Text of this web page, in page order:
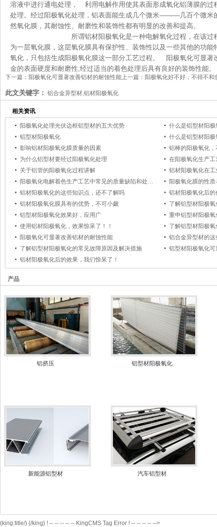
溶液中进行通电处理， 利用电解作用使其表面形成氧化铝薄膜的过
处理。经过阳极氧化处理，铝表面能生成几个微米———几百个微米
然氧化膜，其耐蚀性、耐磨性和装饰性都有明显的改善和提高。
所谓铝材阳极氧化是一种电解氧化过程，在该过程中
为一层氧化膜，这层氧化膜具有保护性、装饰性以及一些其他的功
氧化，只包括生成阳极氧化膜这一部分工艺过程。 阳极氧化可显著
金的表面硬度和耐磨性,经过适当的着色处理后具有良好的装饰性能。
下一篇： 阳极氧化可显著改善铝材的耐蚀性能上一篇： 阳极氧化好不好，不得不和
此文关键字： 铝合金异型材,铝材阳极氧化
相关资讯
阳极氧化处理光伏边框铝型材的五大优势
什么是铝型材阳
铝型材阳极氧化
什么是铝型材阳
影响铝材阳极氧化膜质量的因素
铝棒的阳极氧化
为什么铝型材要经过阳极氧化处理
在阳极氧化生产
关于铝管的阳极氧化过程讲解
铝材阳极氧化在
阳极氧化电解着色生产工艺中常见的质量缺陷和处理方法
阳极氧化膜的性
铝材阳极氧化的这些知识点，还不了解吗
铝材阳极氧化后
铝材阳极氧化膜具有的优势，不可小觑
了解铝型材阳极
铝型材阳极氧化效果好，应用广
重申铝型材阳极
使用铝材阳极氧化，效果惊呆了！！
了解铝型材阳极
阳极氧化可显著改善铝材的耐蚀性能
铝合金异型材的
了解铝型材阳极氧化的常见故障原因及解决措施
铝型材阳极氧化
铝材阳极氧化后的效果，我们惊呆了！
产品
铝挤压 铝型材阳极氧化
新能源铝型材 汽车铝型材
(king:title/) {/king} ! -- -- -- -- -- KingCMS Tag Error ! -- -- -- -- -->